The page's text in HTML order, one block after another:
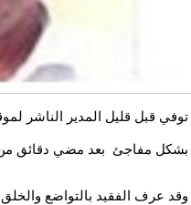
توفي قبل قليل المدير الناشر
بشكل مفاجئ بعد مضي دقائق
وقد عرف الفقيد بالتواضع